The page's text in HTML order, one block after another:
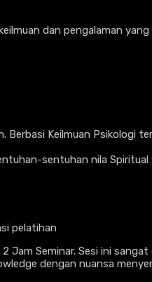
dan pengalaman
Berbasi Keilmuan Psikologi
sentuhan nila
pelatihan
Jam Seminar. Sesi ini
dengan nuansa